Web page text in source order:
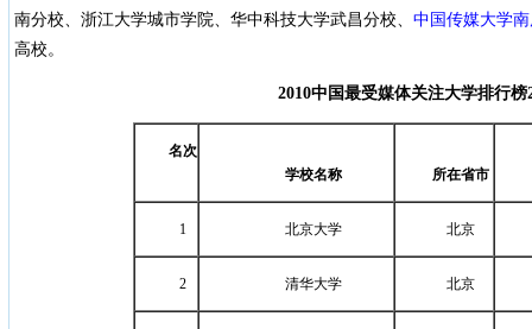
南分校、浙江大学城市学院、华中科技大学武昌分校、 中国传媒大学
高校。
2010中国最受媒体关注大学排行榜
名次
学校名称
所在省市
1 北京大学 北京
2 清华大学 北京